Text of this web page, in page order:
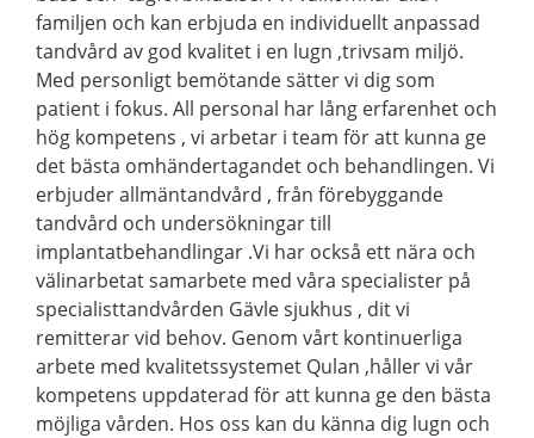
familjen och kan erbjuda en individuellt anpassad
tandvård av god kvalitet i en lugn ,trivsam miljö.
Med personligt bemötande sätter vi dig som
patient i fokus. All personal har lång erfarenhet och
hög kompetens , vi arbetar i team för att kunna ge
det bästa omhändertagandet och behandlingen. Vi
erbjuder allmäntandvård , från förebyggande
tandvård och undersökningar till
implantatbehandlingar .Vi har också ett nära och
välinarbetat samarbete med våra specialister på
specialisttandvården Gävle sjukhus , dit vi
remitterar vid behov. Genom vårt kontinuerliga
arbete med kvalitetssystemet Qulan ,håller vi vår
kompetens uppdaterad för att kunna ge den bästa
möjliga vården. Hos oss kan du känna dig lugn och